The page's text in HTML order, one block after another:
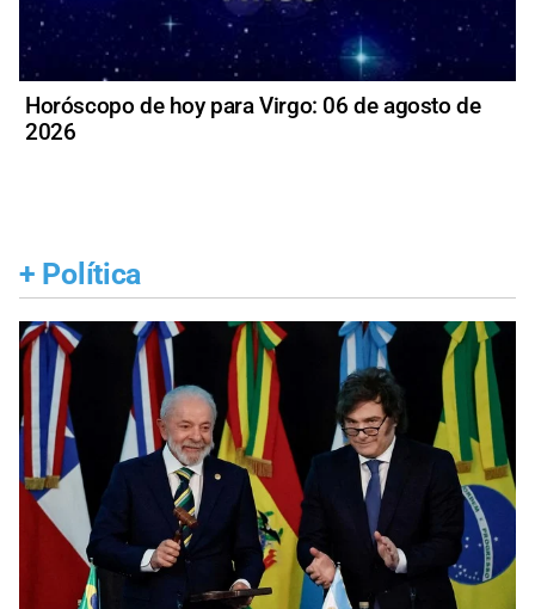
Horóscopo de hoy para Virgo: 06 de agosto de
2026
+ Política